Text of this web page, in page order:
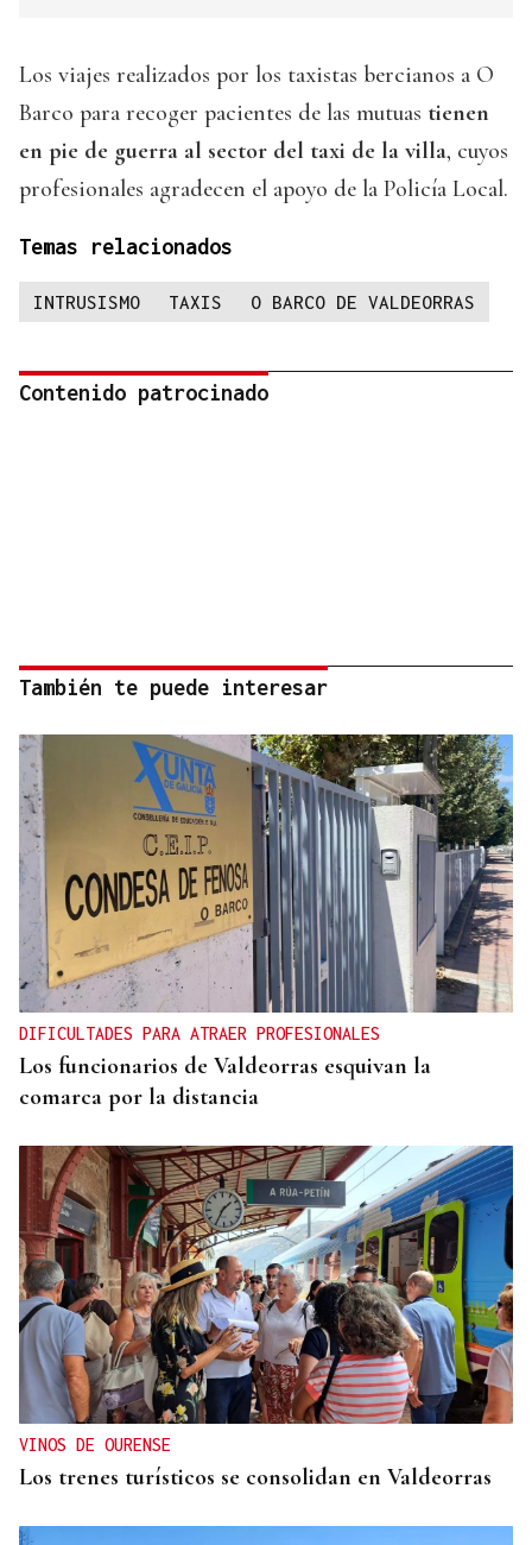
Los viajes realizados por los taxistas bercianos a O
Barco para recoger pacientes de las mutuas tienen
en pie de guerra al sector del taxi de la villa, cuyos
profesionales agradecen el apoyo de la Policía Local.
Temas relacionados
INTRUSISMO TAXIS O BARCO DE VALDEORRAS
Contenido patrocinado
También te puede interesar
DIFICULTADES PARA ATRAER PROFESIONALES
Los funcionarios de Valdeorras esquivan la
comarca por la distancia
VINOS DE OURENSE
Los trenes turísticos se consolidan en Valdeorras